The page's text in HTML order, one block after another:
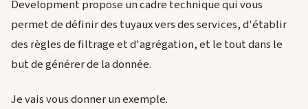
Development propose un cadre technique qui vous
permet de définir des tuyaux vers des services, d'établir
des règles de filtrage et d'agrégation, et le tout dans le
but de générer de la donnée.
Je vais vous donner un exemple.